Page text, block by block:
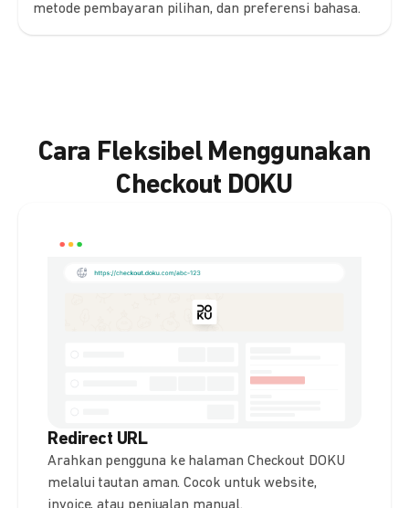
metode pembayaran pilihan, dan preferensi bahasa.
Cara Fleksibel Menggunakan
Checkout DOKU
Redirect URL
Arahkan pengguna ke halaman Checkout DOKU
melalui tautan aman. Cocok untuk website,